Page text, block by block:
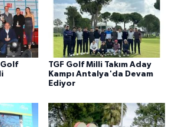
TGF Golf Milli Takım Aday
Kampı Antalya'da Devam
Ediyor